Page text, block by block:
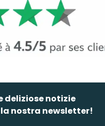
deliziose notizie
nostra newsletter!